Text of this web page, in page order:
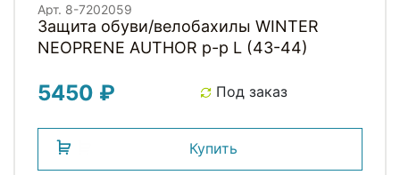
Арт. 8-7202059
Защита обуви/велобахилы WINTER
NEOPRENE AUTHOR р-р L (43-44)
5450 ₽ Под заказ
Купить